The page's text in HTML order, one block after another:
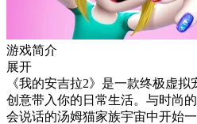
游戏简介
展开
《我的安吉拉2》是一款终极虚
创意带入你的日常生活。与时尚
会说话的汤姆猫家族宇宙中开始